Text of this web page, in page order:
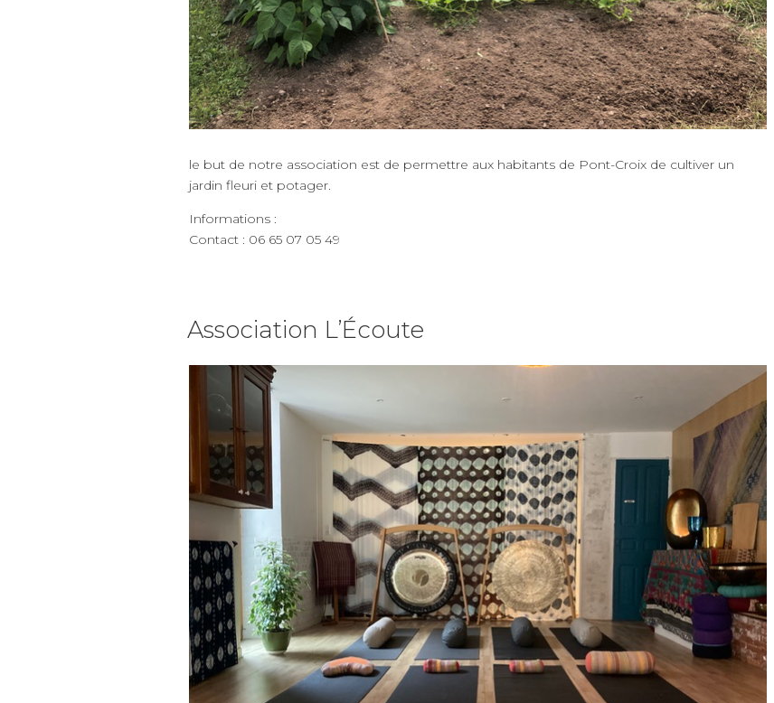
le but de notre association est de permettre aux habitants de Pont-Croix de cultiver un
jardin fleuri et potager.
Informations :
Contact : 06 65 07 05 49
Association L’Écoute